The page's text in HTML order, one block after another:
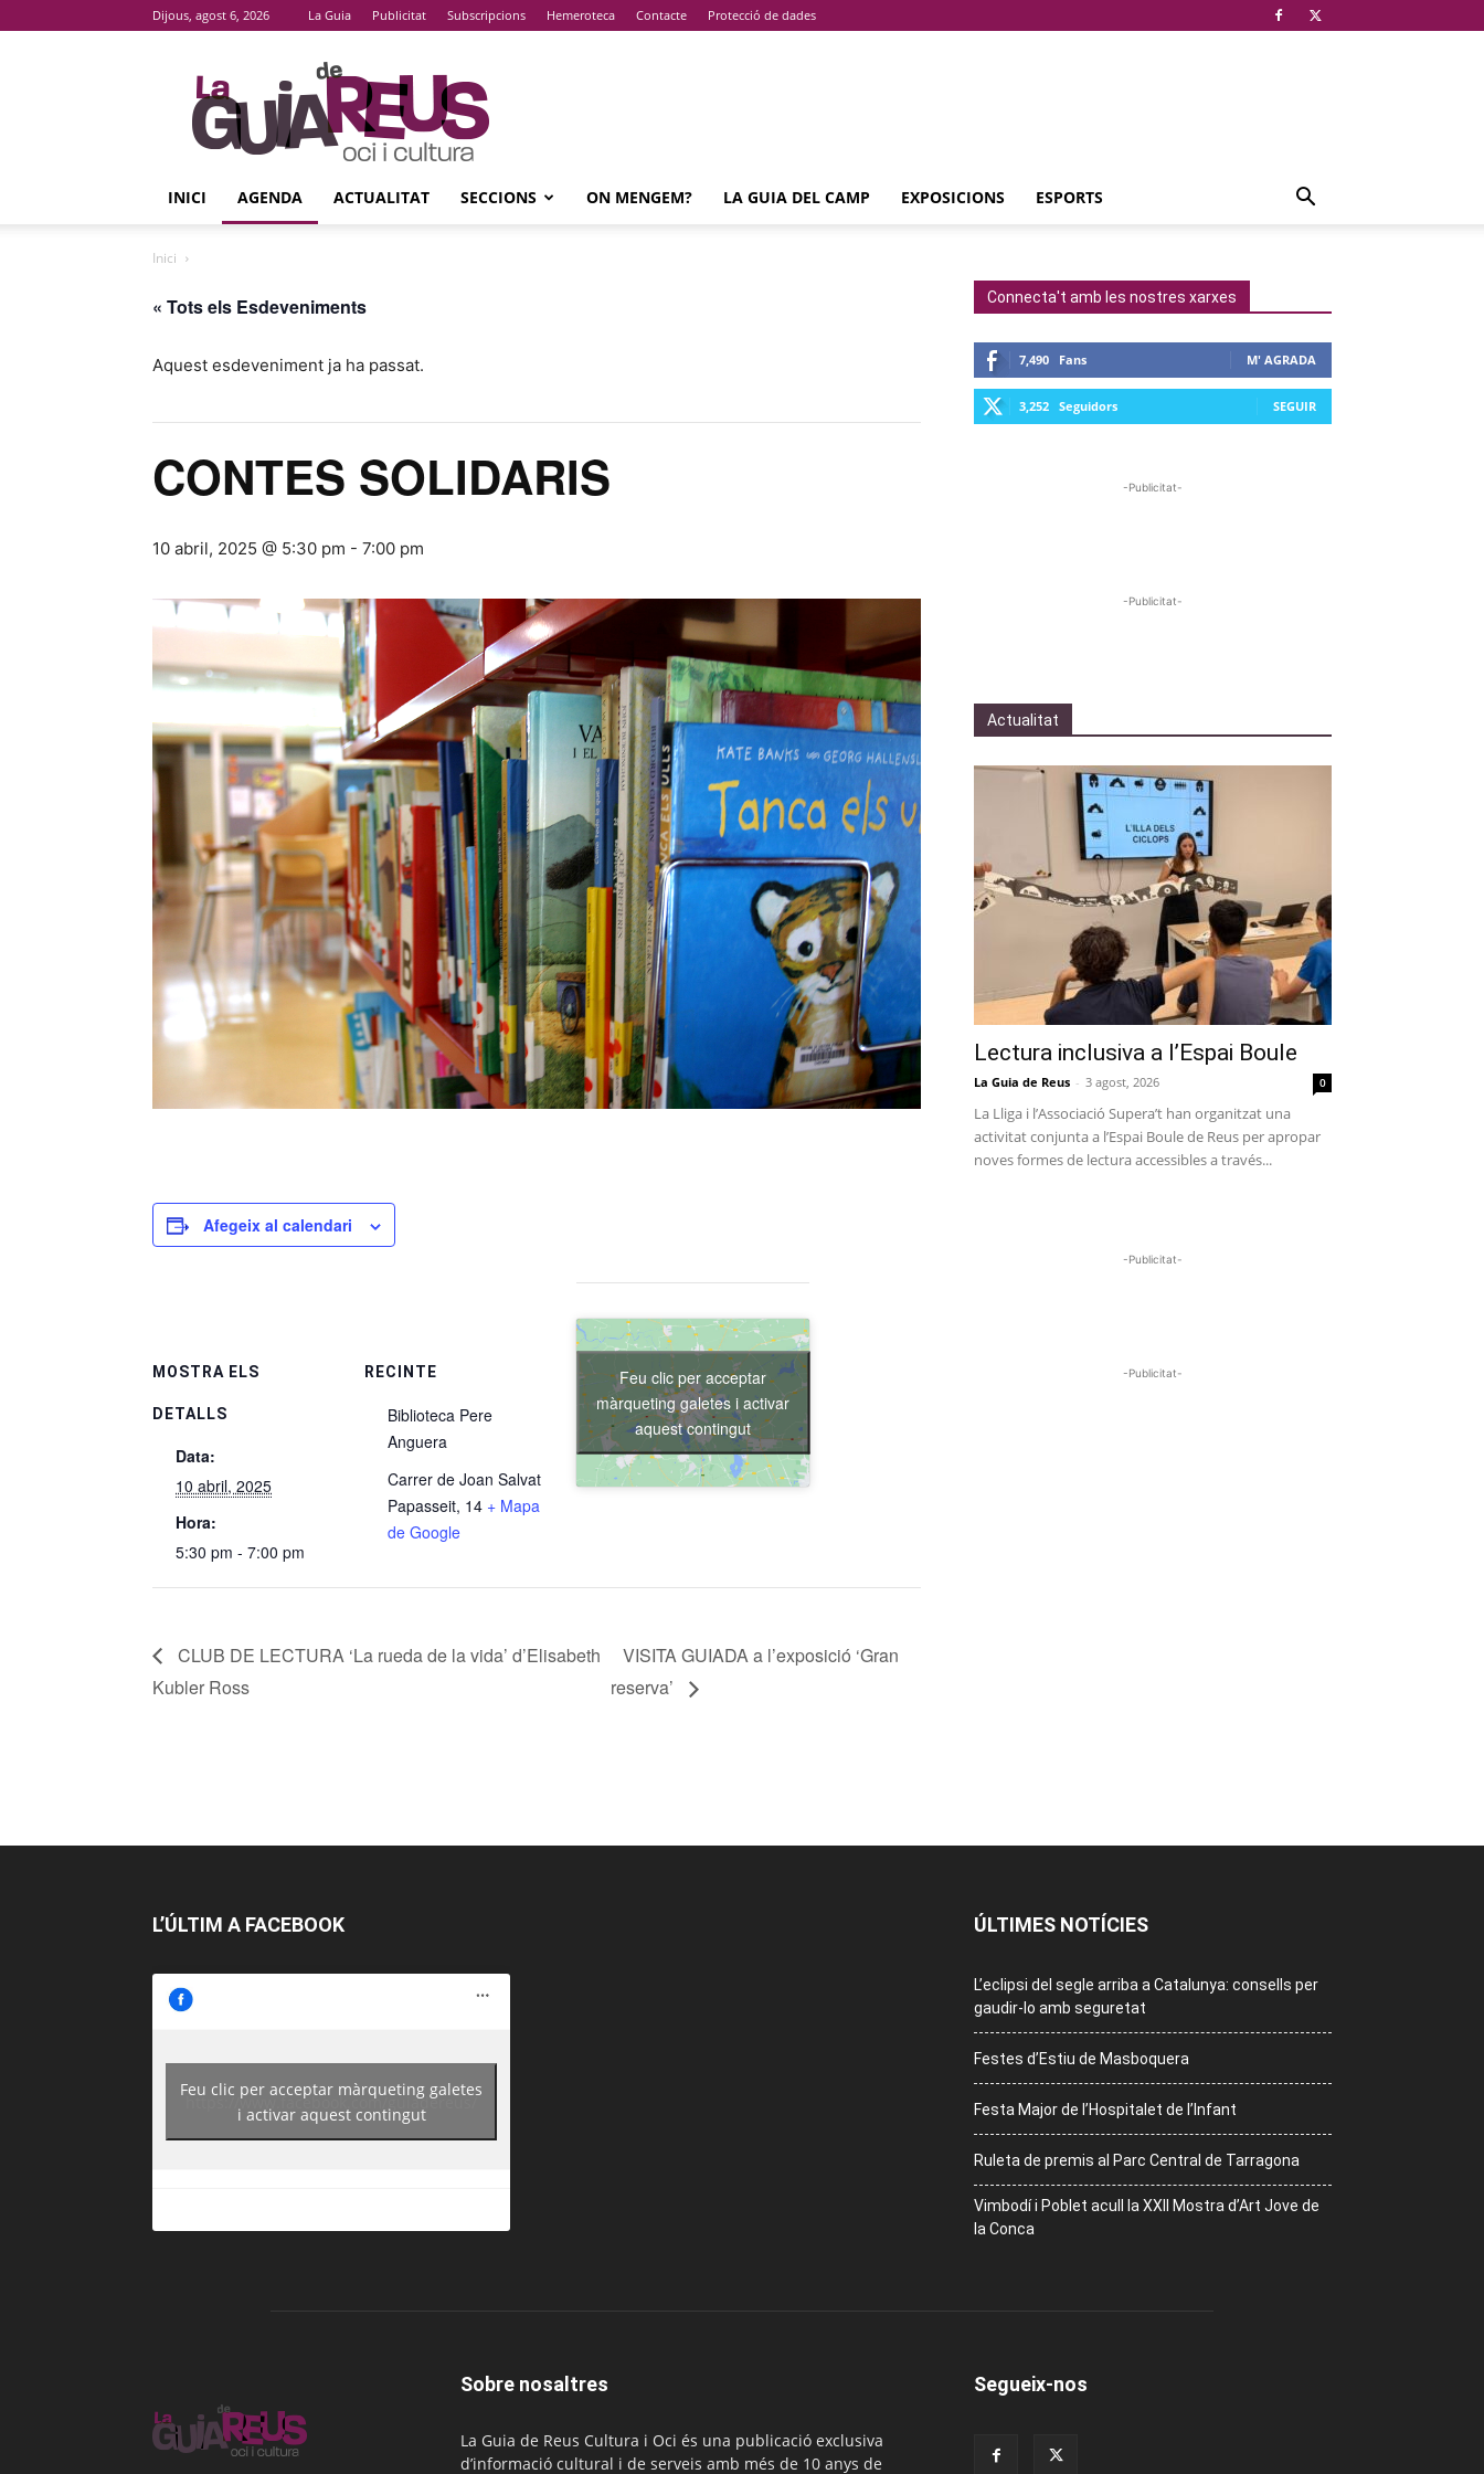
Dijous, agost 6, 2026 La Guia Publicitat Subscripcions Hemeroteca Contacte Protecció de dades
La
Guia
De
Reus
INICI AGENDA ACTUALITAT SECCIONS ON MENGEM? LA GUIA DEL CAMP EXPOSICIONS ESPORTS
Inici
« Tots els Esdeveniments
Aquest esdeveniment ja ha passat.
CONTES SOLIDARIS
10 abril, 2025 @ 5:30 pm - 7:00 pm
Afegeix al calendari
MOSTRA ELS
DETALLS
Data:
10 abril, 2025
Hora:
5:30 pm - 7:00 pm
RECINTE
Biblioteca Pere
Anguera
Carrer de Joan Salvat
Papasseit, 14 + Mapa
de Google
Feu clic per acceptar
màrqueting galetes i activar
aquest contingut
CLUB DE LECTURA ‘La rueda de la vida’ d’Elisabeth
Kubler Ross
VISITA GUIADA a l’exposició ‘Gran
reserva’
Connecta't amb les nostres xarxes
7,490 Fans M' AGRADA
3,252 Seguidors SEGUIR
-Publicitat-
-Publicitat-
Actualitat
Lectura inclusiva a l’Espai Boule
La Guia de Reus - 3 agost, 2026 0
La Lliga i l’Associació Supera’t han organitzat una
activitat conjunta a l’Espai Boule de Reus per apropar
noves formes de lectura accessibles a través...
-Publicitat-
-Publicitat-
L’ÚLTIM A FACEBOOK
https://www.facebook.com/guiadereus/
Feu clic per acceptar màrqueting galetes
i activar aquest contingut
ÚLTIMES NOTÍCIES
L’eclipsi del segle arriba a Catalunya: consells per
gaudir-lo amb seguretat
Festes d’Estiu de Masboquera
Festa Major de l’Hospitalet de l’Infant
Ruleta de premis al Parc Central de Tarragona
Vimbodí i Poblet acull la XXII Mostra d’Art Jove de
la Conca
Sobre nosaltres
La Guia de Reus Cultura i Oci és una publicació exclusiva
d’informació cultural i de serveis amb més de 10 anys de
Segueix-nos